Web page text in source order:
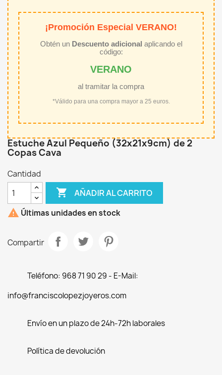
¡Promoción Especial VERANO!
Obtén un Descuento adicional aplicando el
código:
VERANO
al tramitar la compra
*Válido para una compra mayor a 25 euros.
Estuche Azul Pequeño (32x21x9cm) de 2
Copas Cava
Cantidad
 AÑADIR AL CARRITO
 Últimas unidades en stock
Compartir
Teléfono: 968 71 90 29 - E-Mail:
info@franciscolopezjoyeros.com
Envío en un plazo de 24h-72h laborales
Política de devolución